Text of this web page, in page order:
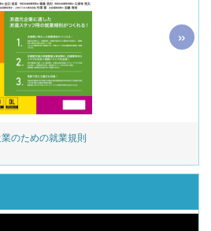
のための就業規則
»